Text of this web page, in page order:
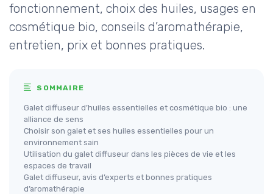
fonctionnement, choix des huiles, usages en
cosmétique bio, conseils d’aromathérapie,
entretien, prix et bonnes pratiques.
SOMMAIRE
Galet diffuseur d’huiles essentielles et cosmétique bio : une
alliance de sens
Choisir son galet et ses huiles essentielles pour un
environnement sain
Utilisation du galet diffuseur dans les pièces de vie et les
espaces de travail
Galet diffuseur, avis d’experts et bonnes pratiques
d’aromathérapie